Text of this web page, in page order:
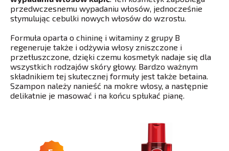
przedwczesnemu wypadaniu włosów, jednocześnie
stymulując cebulki nowych włosów do wzrostu.
Formuła oparta o chininę i witaminy z grupy B
regeneruje także i odżywia włosy zniszczone i
przetłuszczone, dzięki czemu kosmetyk nadaje się dla
wszystkich rodzajów skóry głowy. Bardzo ważnym
składnikiem tej skutecznej formuły jest także betaina.
Szampon należy nanieść na mokre włosy, a następnie
delikatnie je masować i na końcu spłukać pianę.